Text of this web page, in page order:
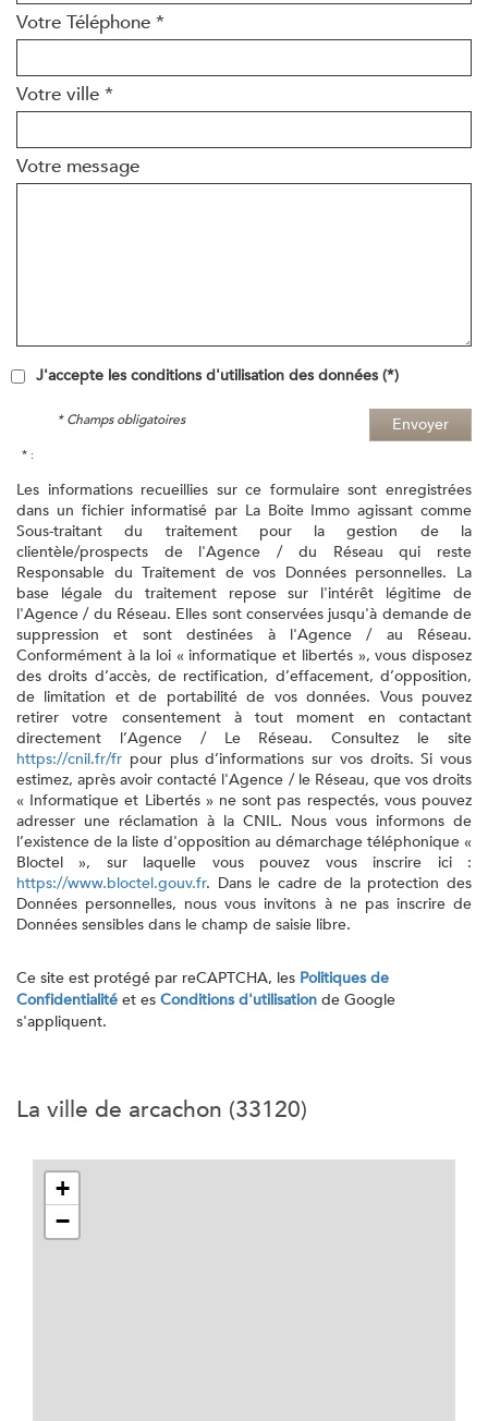
Votre Téléphone *
Votre ville *
Votre message
J'accepte les conditions d'utilisation des données (*)
Envoyer
* Champs obligatoires
* :
Les informations recueillies sur ce formulaire sont enregistrées
dans un fichier informatisé par La Boite Immo agissant comme
Sous-traitant du traitement pour la gestion de la
clientèle/prospects de l'Agence / du Réseau qui reste
Responsable du Traitement de vos Données personnelles. La
base légale du traitement repose sur l'intérêt légitime de
l'Agence / du Réseau. Elles sont conservées jusqu'à demande de
suppression et sont destinées à l'Agence / au Réseau.
Conformément à la loi « informatique et libertés », vous disposez
des droits d’accès, de rectification, d’effacement, d’opposition,
de limitation et de portabilité de vos données. Vous pouvez
retirer votre consentement à tout moment en contactant
directement l’Agence / Le Réseau. Consultez le site
https://cnil.fr/fr pour plus d’informations sur vos droits. Si vous
estimez, après avoir contacté l'Agence / le Réseau, que vos droits
« Informatique et Libertés » ne sont pas respectés, vous pouvez
adresser une réclamation à la CNIL. Nous vous informons de
l’existence de la liste d'opposition au démarchage téléphonique «
Bloctel », sur laquelle vous pouvez vous inscrire ici :
https://www.bloctel.gouv.fr. Dans le cadre de la protection des
Données personnelles, nous vous invitons à ne pas inscrire de
Données sensibles dans le champ de saisie libre.
Ce site est protégé par reCAPTCHA, les Politiques de
Confidentialité et es Conditions d'utilisation de Google
s'appliquent.
la ville de arcachon (33120)
+
−